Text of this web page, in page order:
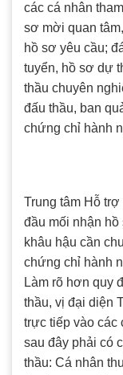
các cá nhân
sơ mời quan
hồ sơ yêu cầu;
tuyển, hồ sơ dự
thầu chuyên
đấu thầu, ban
chứng chỉ hành
Trung tâm Hỗ
đầu mối nhận
khâu hậu cần
chứng chỉ hành
Làm rõ hơn quy
thầu, vị đại diện
trực tiếp vào các
sau đây phải có
thầu: Cá nhân